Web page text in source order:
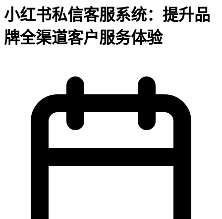
小红书私信客服系统：提升品
牌全渠道客户服务体验